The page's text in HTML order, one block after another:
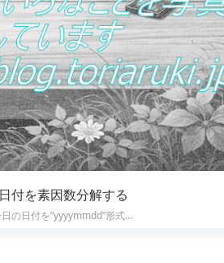
日付を素因数分解する
今日の日付を”yyyymmdd”形式にして素因数分解します。そして素数とハーシャッド数の判定をします。